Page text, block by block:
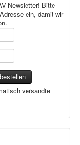
Newsletter! Bitte
ein, damit wir
versandte